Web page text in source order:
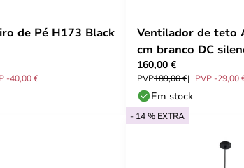
de Pé H173 Black
-40,00 €
Ventilador de teto
cm branco DC
160,00 €
PVP189,00 € PVP -29,00
Em stock
- 14 % EXTRA